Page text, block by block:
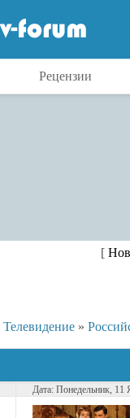
Рецензии
[
Телевидение »
Дата: Понедельник, 11